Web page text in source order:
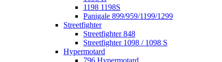
1198 1198S
Panigale 899/959/1199/1299
Streetfighter
Streetfighter 848
Streetfighter 1098 / 1098 S
Hypermotard
796 Hypermotard